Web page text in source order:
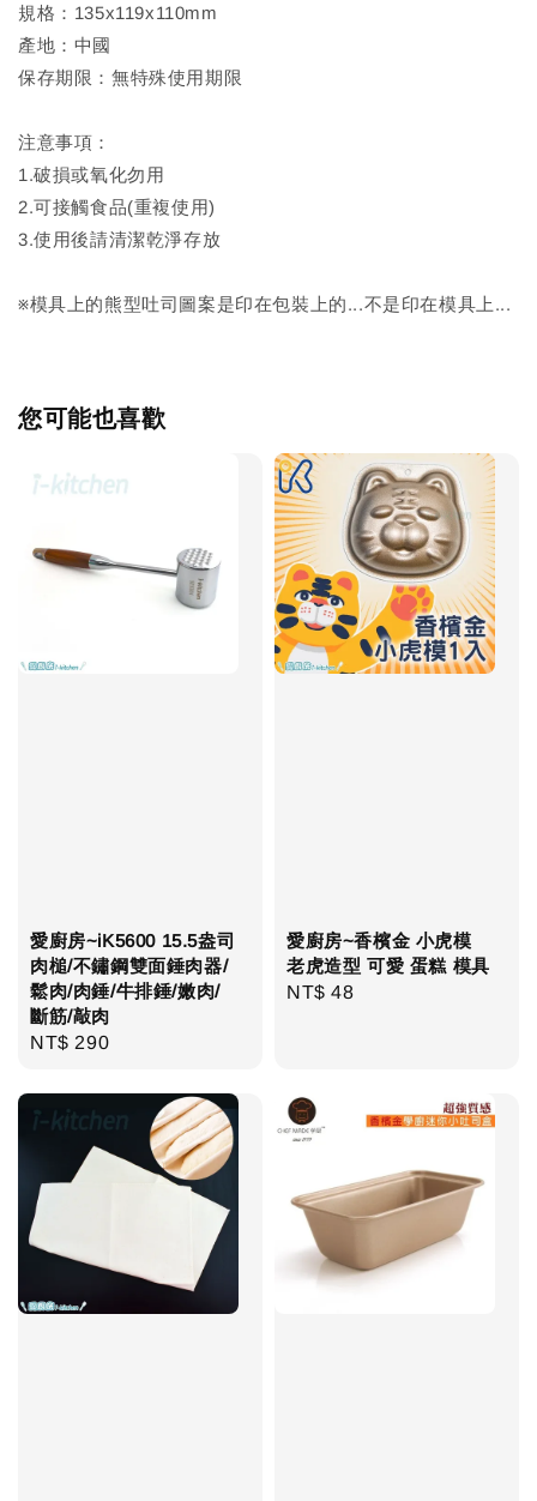
規格：135x119x110mm
產地：中國
保存期限：無特殊使用期限
注意事項：
1.破損或氧化勿用
2.可接觸食品(重複使用)
3.使用後請清潔乾淨存放
※模具上的熊型吐司圖案是印在包裝上的...不是印在模具上...
您可能也喜歡
愛廚房~iK5600 15.5盎司
肉槌/不鏽鋼雙面錘肉器/
鬆肉/肉錘/牛排錘/嫩肉/
斷筋/敲肉
Regular
NT$ 290
愛廚房~香檳金 小虎模
老虎造型 可愛 蛋糕 模具
Regular
NT$ 48